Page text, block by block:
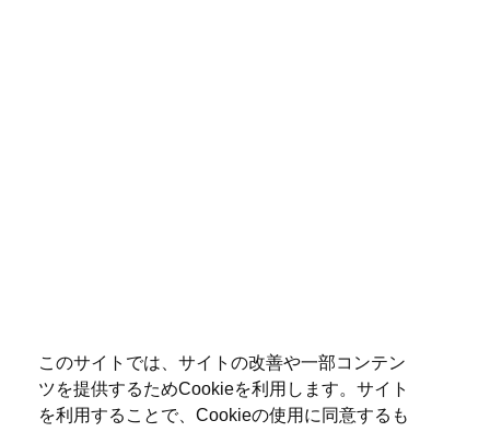
このサイトでは、サイトの改善や一部コンテン
ツを提供するためCookieを利用します。サイト
を利用することで、Cookieの使用に同意するも